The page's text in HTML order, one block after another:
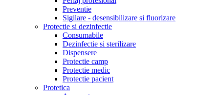
Preventie
Sigilare - desensibilizare si fluorizare
Protectie si dezinfectie
Consumabile
Dezinfectie si sterilizare
Dispensere
Protectie camp
Protectie medic
Protectie pacient
Protetica